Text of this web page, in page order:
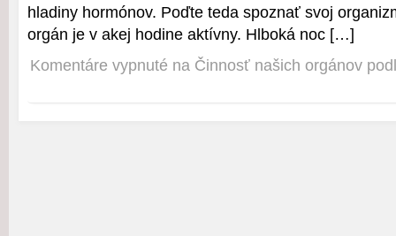
hladiny hormónov. Poďte teda spoznať svoj
orgán je v akej hodine aktívny. Hlboká noc […]
Komentáre vypnuté na Činnosť našich orgánov